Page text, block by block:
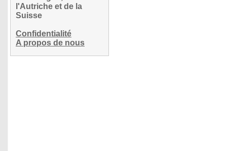
l'Autriche et de la
Suisse
Confidentialité
A propos de nous